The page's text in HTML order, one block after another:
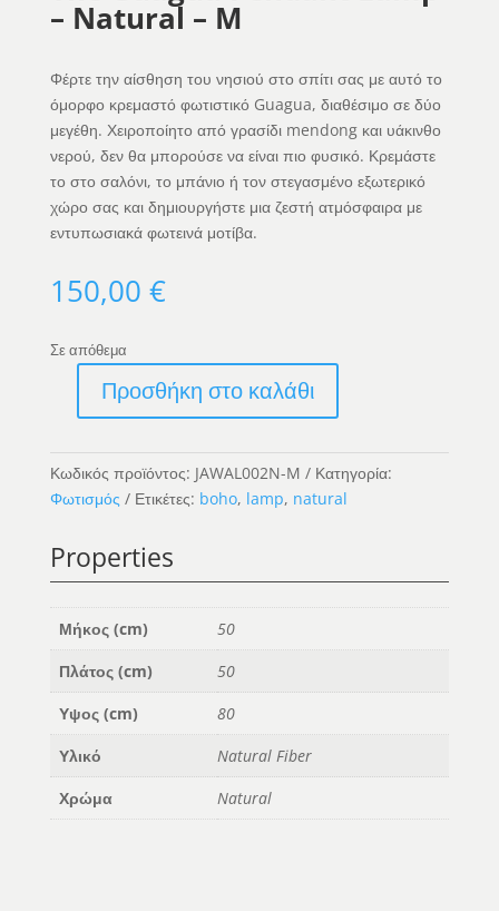
– Natural – M
Φέρτε την αίσθηση του νησιού στο σπίτι σας με αυτό το
όμορφο κρεμαστό φωτιστικό Guagua, διαθέσιμο σε δύο
μεγέθη. Χειροποίητο από γρασίδι mendong και υάκινθο
νερού, δεν θα μπορούσε να είναι πιο φυσικό. Κρεμάστε
το στο σαλόνι, το μπάνιο ή τον στεγασμένο εξωτερικό
χώρο σας και δημιουργήστε μια ζεστή ατμόσφαιρα με
εντυπωσιακά φωτεινά μοτίβα.
150,00 €
Σε απόθεμα
Pendant
Lamp
-
M
ποσότητα
Προσθήκη στο καλάθι
Κωδικός προϊόντος: JAWAL002N-M
Κατηγορία:
Φωτισμός
Ετικέτες: boho, lamp, natural
Properties
Μήκος (cm)
50
Πλάτος (cm)
50
Υψος (cm)
80
Υλικό
Natural Fiber
Χρώμα
Natural